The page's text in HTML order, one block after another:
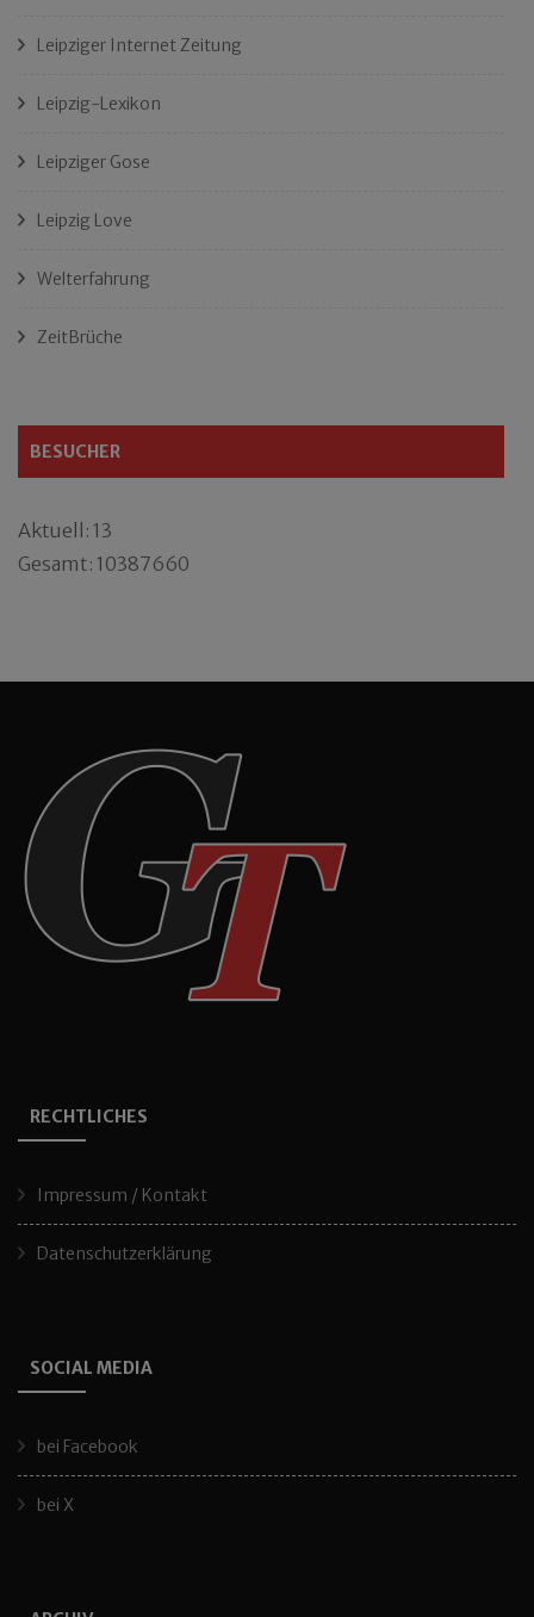
Leipziger Internet Zeitung
Leipzig-Lexikon
Leipziger Gose
Leipzig Love
Welterfahrung
ZeitBrüche
BESUCHER
Aktuell: 13
Gesamt: 10387660
RECHTLICHES
Impressum / Kontakt
Datenschutzerklärung
SOCIAL MEDIA
bei Facebook
bei X